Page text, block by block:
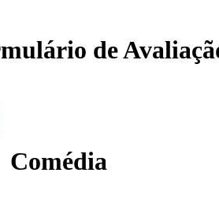
de
Comédia